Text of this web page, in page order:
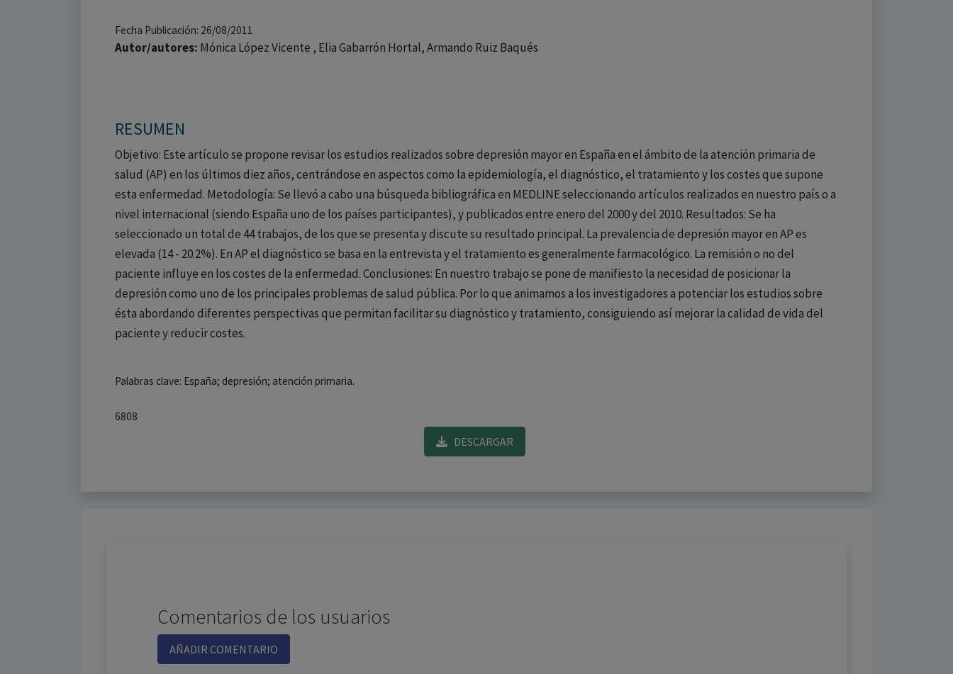
Fecha Publicación: 26/08/2011
Autor/autores: Mónica López Vicente , Elia Gabarrón Hortal, Armando Ruiz Baqués
RESUMEN
Objetivo: Este artículo se propone revisar los estudios realizados sobre depresión mayor en España en el ámbito de la atención primaria de
salud (AP) en los últimos diez años, centrándose en aspectos como la epidemiología, el diagnóstico, el tratamiento y los costes que supone
esta enfermedad. Metodología: Se llevó a cabo una búsqueda bibliográfica en MEDLINE seleccionando artículos realizados en nuestro país o a
nivel internacional (siendo España uno de los países participantes), y publicados entre enero del 2000 y del 2010. Resultados: Se ha
seleccionado un total de 44 trabajos, de los que se presenta y discute su resultado principal. La prevalencia de depresión mayor en AP es
elevada (14 - 20.2%). En AP el diagnóstico se basa en la entrevista y el tratamiento es generalmente farmacológico. La remisión o no del
paciente influye en los costes de la enfermedad. Conclusiones: En nuestro trabajo se pone de manifiesto la necesidad de posicionar la
depresión como uno de los principales problemas de salud pública. Por lo que animamos a los investigadores a potenciar los estudios sobre
ésta abordando diferentes perspectivas que permitan facilitar su diagnóstico y tratamiento, consiguiendo así mejorar la calidad de vida del
paciente y reducir costes.
Palabras clave: España; depresión; atención primaria.
6808
DESCARGAR
Comentarios de los usuarios
AÑADIR COMENTARIO